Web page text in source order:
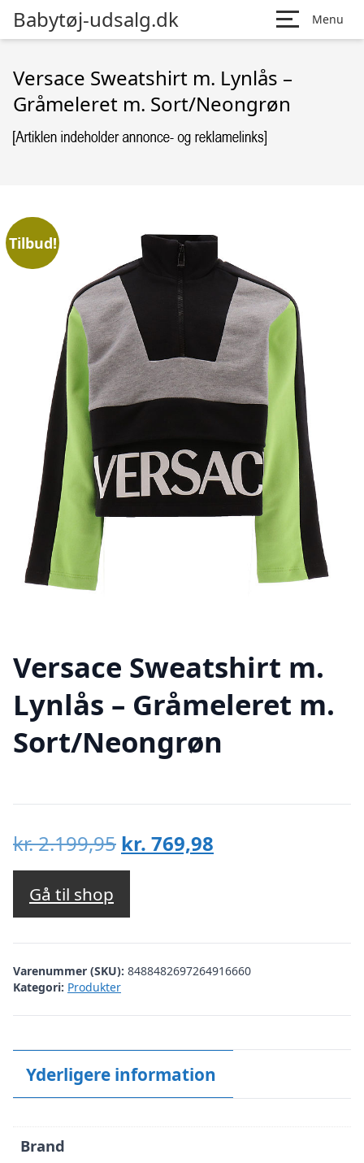
Babytøj-udsalg.dk Menu
Versace Sweatshirt m. Lynlås –
Gråmeleret m. Sort/Neongrøn
Tilbud!
Versace Sweatshirt m.
Lynlås – Gråmeleret m.
Sort/Neongrøn
kr.2.199,95 Den
oprindelige
var:
kr. 2.199,95.
kr. 769,98
kr. 769,98.
Gå til shop
Varenummer (SKU): 8488482697264916660
Kategori: Produkter
Yderligere information
Brand